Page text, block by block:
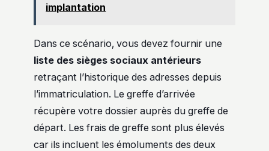
implantation
Dans ce scénario, vous devez fournir une
liste des sièges sociaux antérieurs
retraçant l’historique des adresses depuis
l’immatriculation. Le greffe d’arrivée
récupère votre dossier auprès du greffe de
départ. Les frais de greffe sont plus élevés
car ils incluent les émoluments des deux